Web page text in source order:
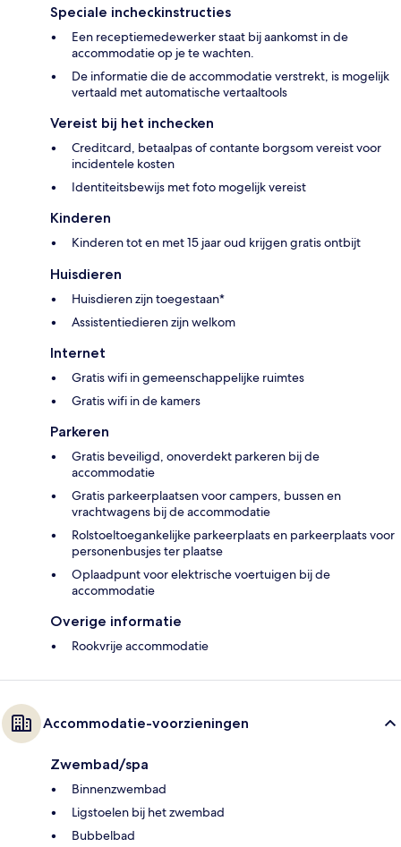
Speciale incheckinstructies
Een receptiemedewerker staat bij aankomst in de
accommodatie op je te wachten.
De informatie die de accommodatie verstrekt, is mogelijk
vertaald met automatische vertaaltools
Vereist bij het inchecken
Creditcard, betaalpas of contante borgsom vereist voor
incidentele kosten
Identiteitsbewijs met foto mogelijk vereist
Kinderen
Kinderen tot en met 15 jaar oud krijgen gratis ontbijt
Huisdieren
Huisdieren zijn toegestaan*
Assistentiedieren zijn welkom
Internet
Gratis wifi in gemeenschappelijke ruimtes
Gratis wifi in de kamers
Parkeren
Gratis beveiligd, onoverdekt parkeren bij de
accommodatie
Gratis parkeerplaatsen voor campers, bussen en
vrachtwagens bij de accommodatie
Rolstoeltoegankelijke parkeerplaats en parkeerplaats voor
personenbusjes ter plaatse
Oplaadpunt voor elektrische voertuigen bij de
accommodatie
Overige informatie
Rookvrije accommodatie
Accommodatie-voorzieningen
Zwembad/spa
Binnenzwembad
Ligstoelen bij het zwembad
Bubbelbad